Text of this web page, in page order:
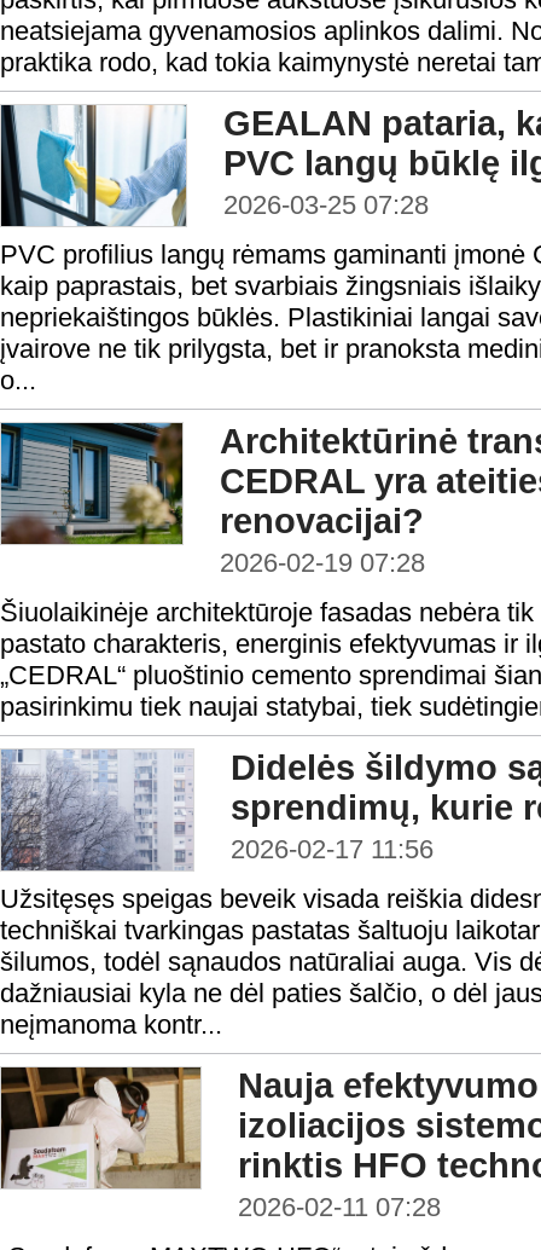
neatsiejama gyvenamosios aplinkos dalimi.
praktika rodo, kad tokia kaimynystė neretai
GEALAN pataria,
PVC langų būklę
2026-03-25 07:28
PVC profilius langų rėmams gaminanti įmonė
kaip paprastais, bet svarbiais žingsniais
nepriekaištingos būklės. Plastikiniai langai
įvairove ne tik prilygsta, bet ir pranoksta
o...
Architektūrinė
CEDRAL yra
renovacijai?
2026-02-19 07:28
Šiuolaikinėje architektūroje fasadas nebėra
pastato charakteris, energinis efektyvumas ir
„CEDRAL“ pluoštinio cemento sprendimai
pasirinkimu tiek naujai statybai, tiek
Didelės šildymo
sprendimų, kurie
2026-02-17 11:56
Užsitęsęs speigas beveik visada reiškia
techniškai tvarkingas pastatas šaltuoju
šilumos, todėl sąnaudos natūraliai auga. Vis
dažniausiai kyla ne dėl paties šalčio, o dėl
neįmanoma kontr...
Nauja
izoliacijos
rinktis HFO
2026-02-11 07:28